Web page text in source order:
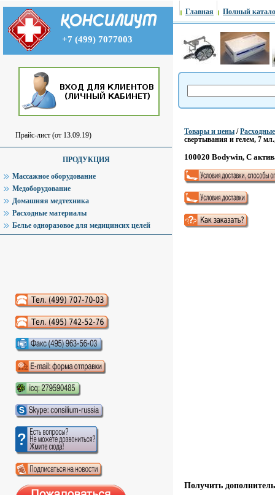
+7 (499) 7077003
Прайс-лист (от 13.09.19)
ПРОДУКЦИЯ
Массажное оборудование
Медоборудование
Домашняя медтехника
Расходные материалы
Белье одноразовое для медицинсих целей
Аудиокниги слушать онлайн
Главная Полный
Товары и цены /
свертывания и гелем, 7
100020 Bodywin, С
Получить